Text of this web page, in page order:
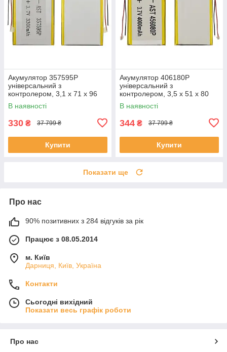
Акумулятор 357595P
універсальний з
контролером, 3,1 х 71 х 96
мм (3000 mAh)/ для
смартфона, планшета
В наявності
330 ₴ 37 799 ₴
Купити
Акумулятор 406180P
універсальний з
контролером, 3,5 х 51 х 80
мм (1600 mAh)/ для
смартфона, планшета
В наявності
344 ₴ 37 799 ₴
Купити
Показати ще
Про нас
90% позитивних з 284 відгуків за рік
Працює з 08.05.2014
м. Київ
Дарниця, Київ, Україна
Контакти
Сьогодні вихідний
Показати весь графік роботи
Про нас